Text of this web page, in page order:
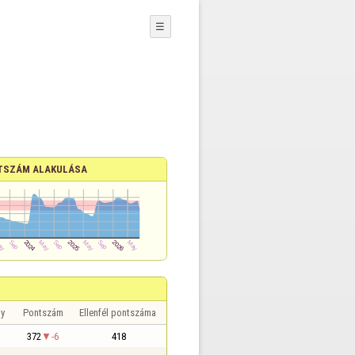
☰
ALAKULÁSA
Pontszám
Ellenfél pontszáma
372
-6
418